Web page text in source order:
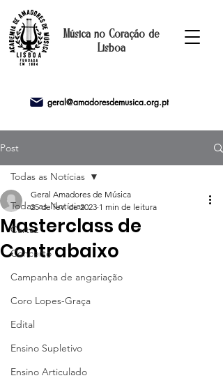
Música no Coração de
Lisboa
geral@amadoresdemusica.org.pt
Post
Todas as Notícias
Cartaz
Concerto
Campanha de angariação
Coro Lopes-Graça
Edital
Ensino Supletivo
Ensino Articulado
Todas as Notícias
Masterclass de
Contrabaixo
Geral Amadores de Música
25 de fev. de 2023 1 min de leitura